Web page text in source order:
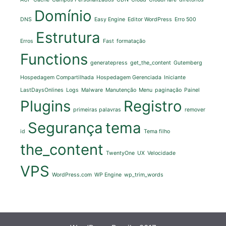
DNS Domínio Easy Engine Editor WordPress Erro 500
Erros Estrutura Fast formatação
Functions generatepress get_the_content Gutemberg
Hospedagem Compartilhada Hospedagem Gerenciada Iniciante
LastDaysOnlines Logs Malware Manutenção Menu paginação Painel
Plugins primeiras palavras Registro remover
id Segurança tema Tema filho
the_content TwentyOne UX Velocidade
VPS WordPress.com WP Engine wp_trim_words